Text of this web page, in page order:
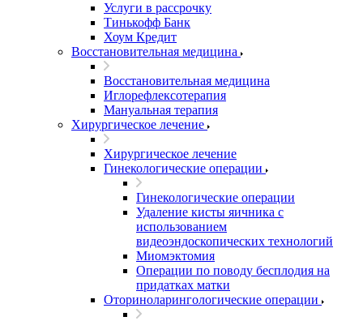
Услуги в рассрочку
Тинькофф Банк
Хоум Кредит
Восстановительная медицина
Восстановительная медицина
Иглорефлексотерапия
Мануальная терапия
Хирургическое лечение
Хирургическое лечение
Гинекологические операции
Гинекологические операции
Удаление кисты яичника с
использованием
видеоэндоскопических технологий
Миомэктомия
Операции по поводу бесплодия на
придатках матки
Оториноларингологические операции